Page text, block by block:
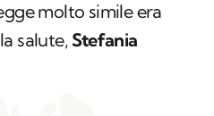
molto simile era
salute,Stefania